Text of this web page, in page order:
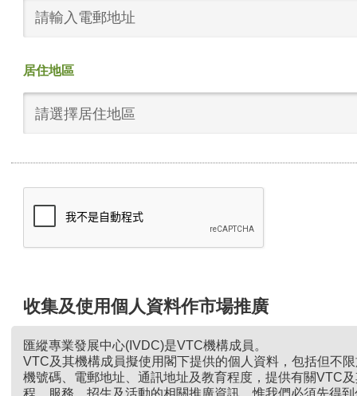
居住地區
請選擇居住地區
收集及使用個人資料作市場推廣
匯縱專業發展中心(IVDC)是VTC機構成員。
VTC及其機構成員擬使用閣下提供的個人資料，包括但不
機號碼、電郵地址、通訊地址及教育程度，提供有關VTC
程、服務、招生及活動的相關推廣資訊。惟我們必須先得